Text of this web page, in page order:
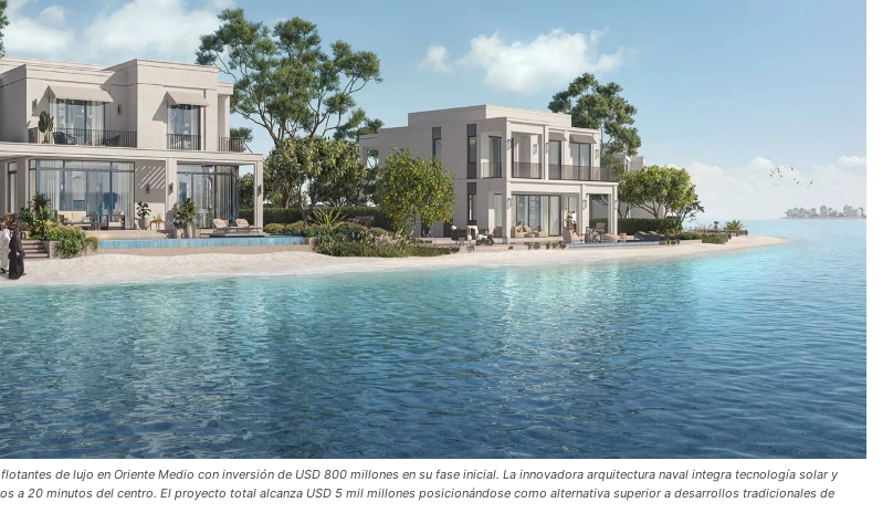
de lujo en Oriente Medio con inversión de USD 800 millones en su fase inicial. La innovadora arquitectura naval integra tecnología solar y
a 20 minutos del centro. El proyecto total alcanza USD 5 mil millones posicionándose como alternativa superior a desarrollos tradicionales de